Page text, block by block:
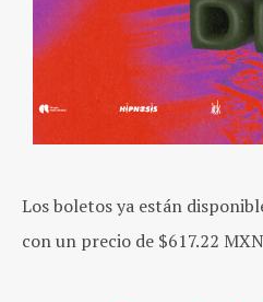
Los boletos ya están
con un precio de $617.22